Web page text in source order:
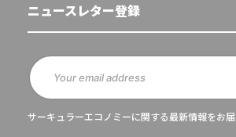
ニュースレター登録
サーキュラーエコノミーに関する最新情報をお届